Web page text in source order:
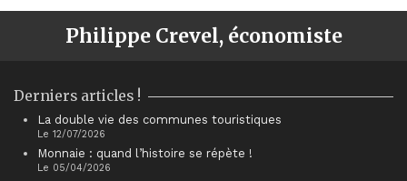
Philippe Crevel, économiste
Derniers articles !
La double vie des communes touristiques
Le 12/07/2026
Monnaie : quand l’histoire se répète !
Le 05/04/2026